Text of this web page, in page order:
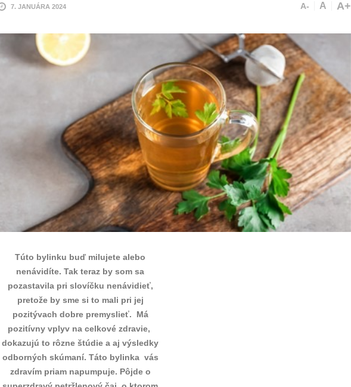
7. JANUÁRA 2024 A- A A+
Túto bylinku buď milujete alebo
nenávidíte. Tak teraz by som sa
pozastavila pri slovíčku nenávidieť,
pretože by sme si to mali pri jej
pozitývach dobre premyslieť. Má
pozitívny vplyv na celkové zdravie,
dokazujú to rôzne štúdie a aj výsledky
odborných skúmaní. Táto bylinka vás
zdravím priam napumpuje. Pôjde o